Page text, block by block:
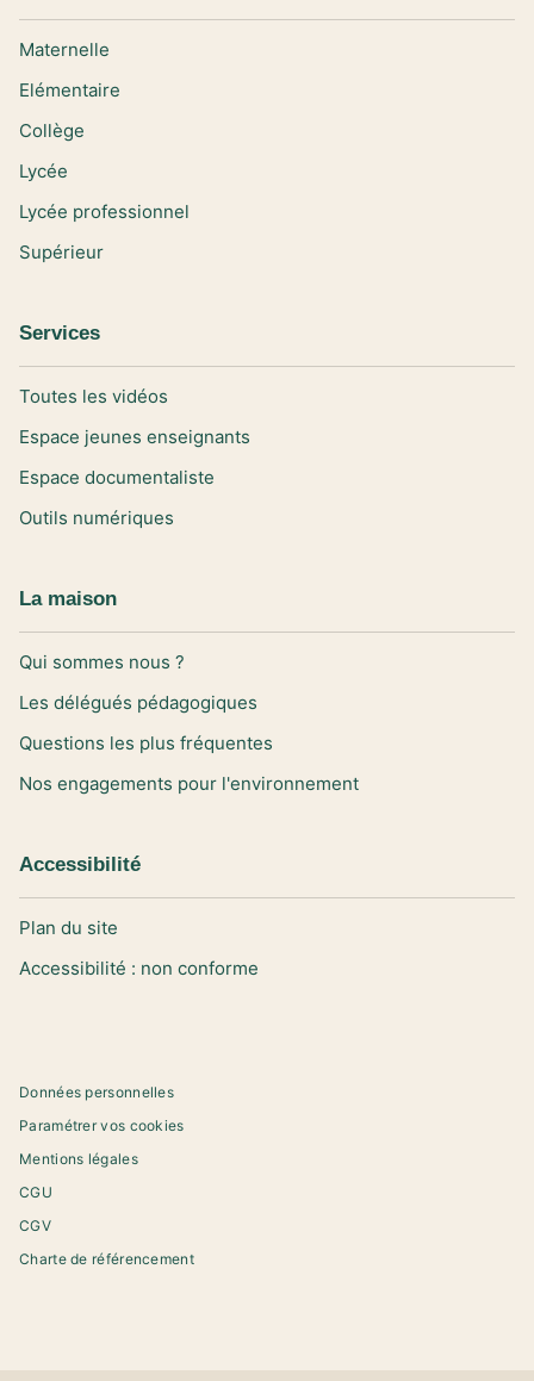
Maternelle
Elémentaire
Collège
Lycée
Lycée professionnel
Supérieur
Services
Toutes les vidéos
Espace jeunes enseignants
Espace documentaliste
Outils numériques
La maison
Qui sommes nous ?
Les délégués pédagogiques
Questions les plus fréquentes
Nos engagements pour l'environnement
Accessibilité
Plan du site
Accessibilité : non conforme
Données personnelles
Paramétrer vos cookies
Mentions légales
CGU
CGV
Charte de référencement